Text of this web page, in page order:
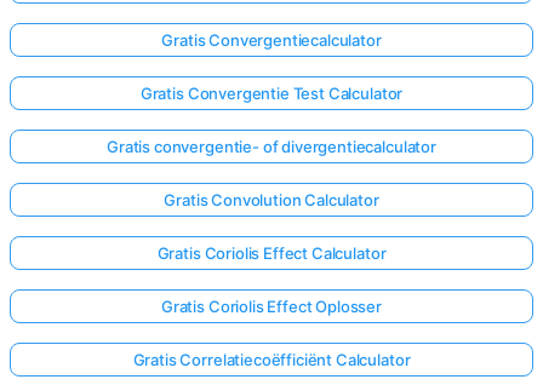
Gratis Convergentiecalculator
Gratis Convergentie Test Calculator
Gratis convergentie- of divergentiecalculator
Gratis Convolution Calculator
Gratis Coriolis Effect Calculator
Gratis Coriolis Effect Oplosser
Gratis Correlatiecoëfficiënt Calculator